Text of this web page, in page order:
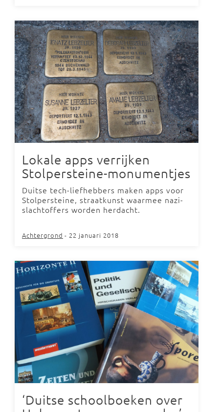
Lokale apps verrijken
Stolpersteine-monumentjes
Duitse tech-liefhebbers maken apps voor
Stolpersteine, straatkunst waarmee nazi-
slachtoffers worden herdacht.
Achtergrond - 22 januari 2018
‘Duitse schoolboeken over